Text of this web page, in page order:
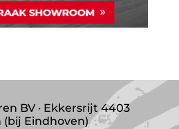
BV · Ekkersrijt 4403
(bij Eindhoven)